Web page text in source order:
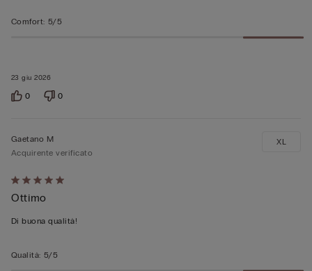
23 giu 2026
Comfort: 5/5
0 0
Valutato
5
su
Gaetano M
Acquirente verificato
Ottimo
Di buona qualità!
XL
Qualità: 5/5